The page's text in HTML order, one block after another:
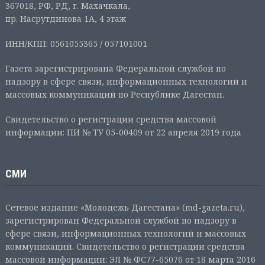
367018, РФ, РД, г. Махачкала,
пр. Насрутдинова 1А, 4 этаж
ИНН/КПП: 0561055365 / 057101001
Газета зарегистрирована Федеральной службой по
надзору в сфере связи, информационных технологий и
массовых коммуникаций по Республике Дагестан.
Свидетельство о регистрации средства массовой
информации: ПИ № ТУ 05-00409 от 22 апреля 2019 года
СМИ
Сетевое издание «Молодежь Дагестана» (md-gazeta.ru),
зарегистрирован Федеральной службой по надзору в
сфере связи, информационных технологий и массовых
коммуникаций. Свидетельство о регистрации средства
массовой информации: ЭЛ № ФС77-65076 от 18 марта 2016